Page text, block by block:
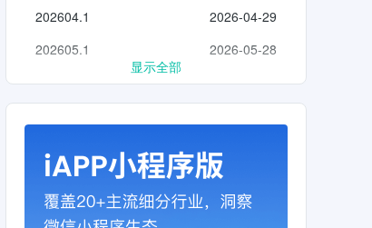
202604.1
2026-04-29
202605.1
2026-05-28
显示全部